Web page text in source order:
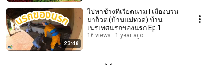
23:48
ไปหาช้างที่เวียดนาม I เมืองบวน
มาถ็วต (บ้านแม่ทวด) บ้าน
เนรเทศนรกของนรก Ep.1
16 views 1 year ago